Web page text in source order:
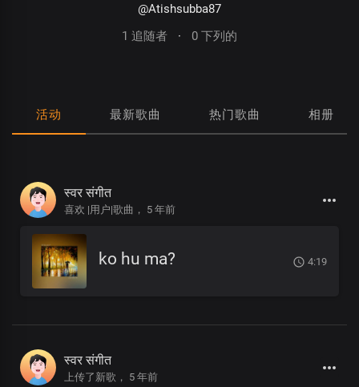
@Atishsubba87
1 追随者
· 0 下列的
活动 最新歌曲 热门歌曲 相册
स्वर संगीत
喜欢 |用户|歌曲， 5 年前
ko hu ma? 4:19
स्वर संगीत
上传了新歌， 5 年前